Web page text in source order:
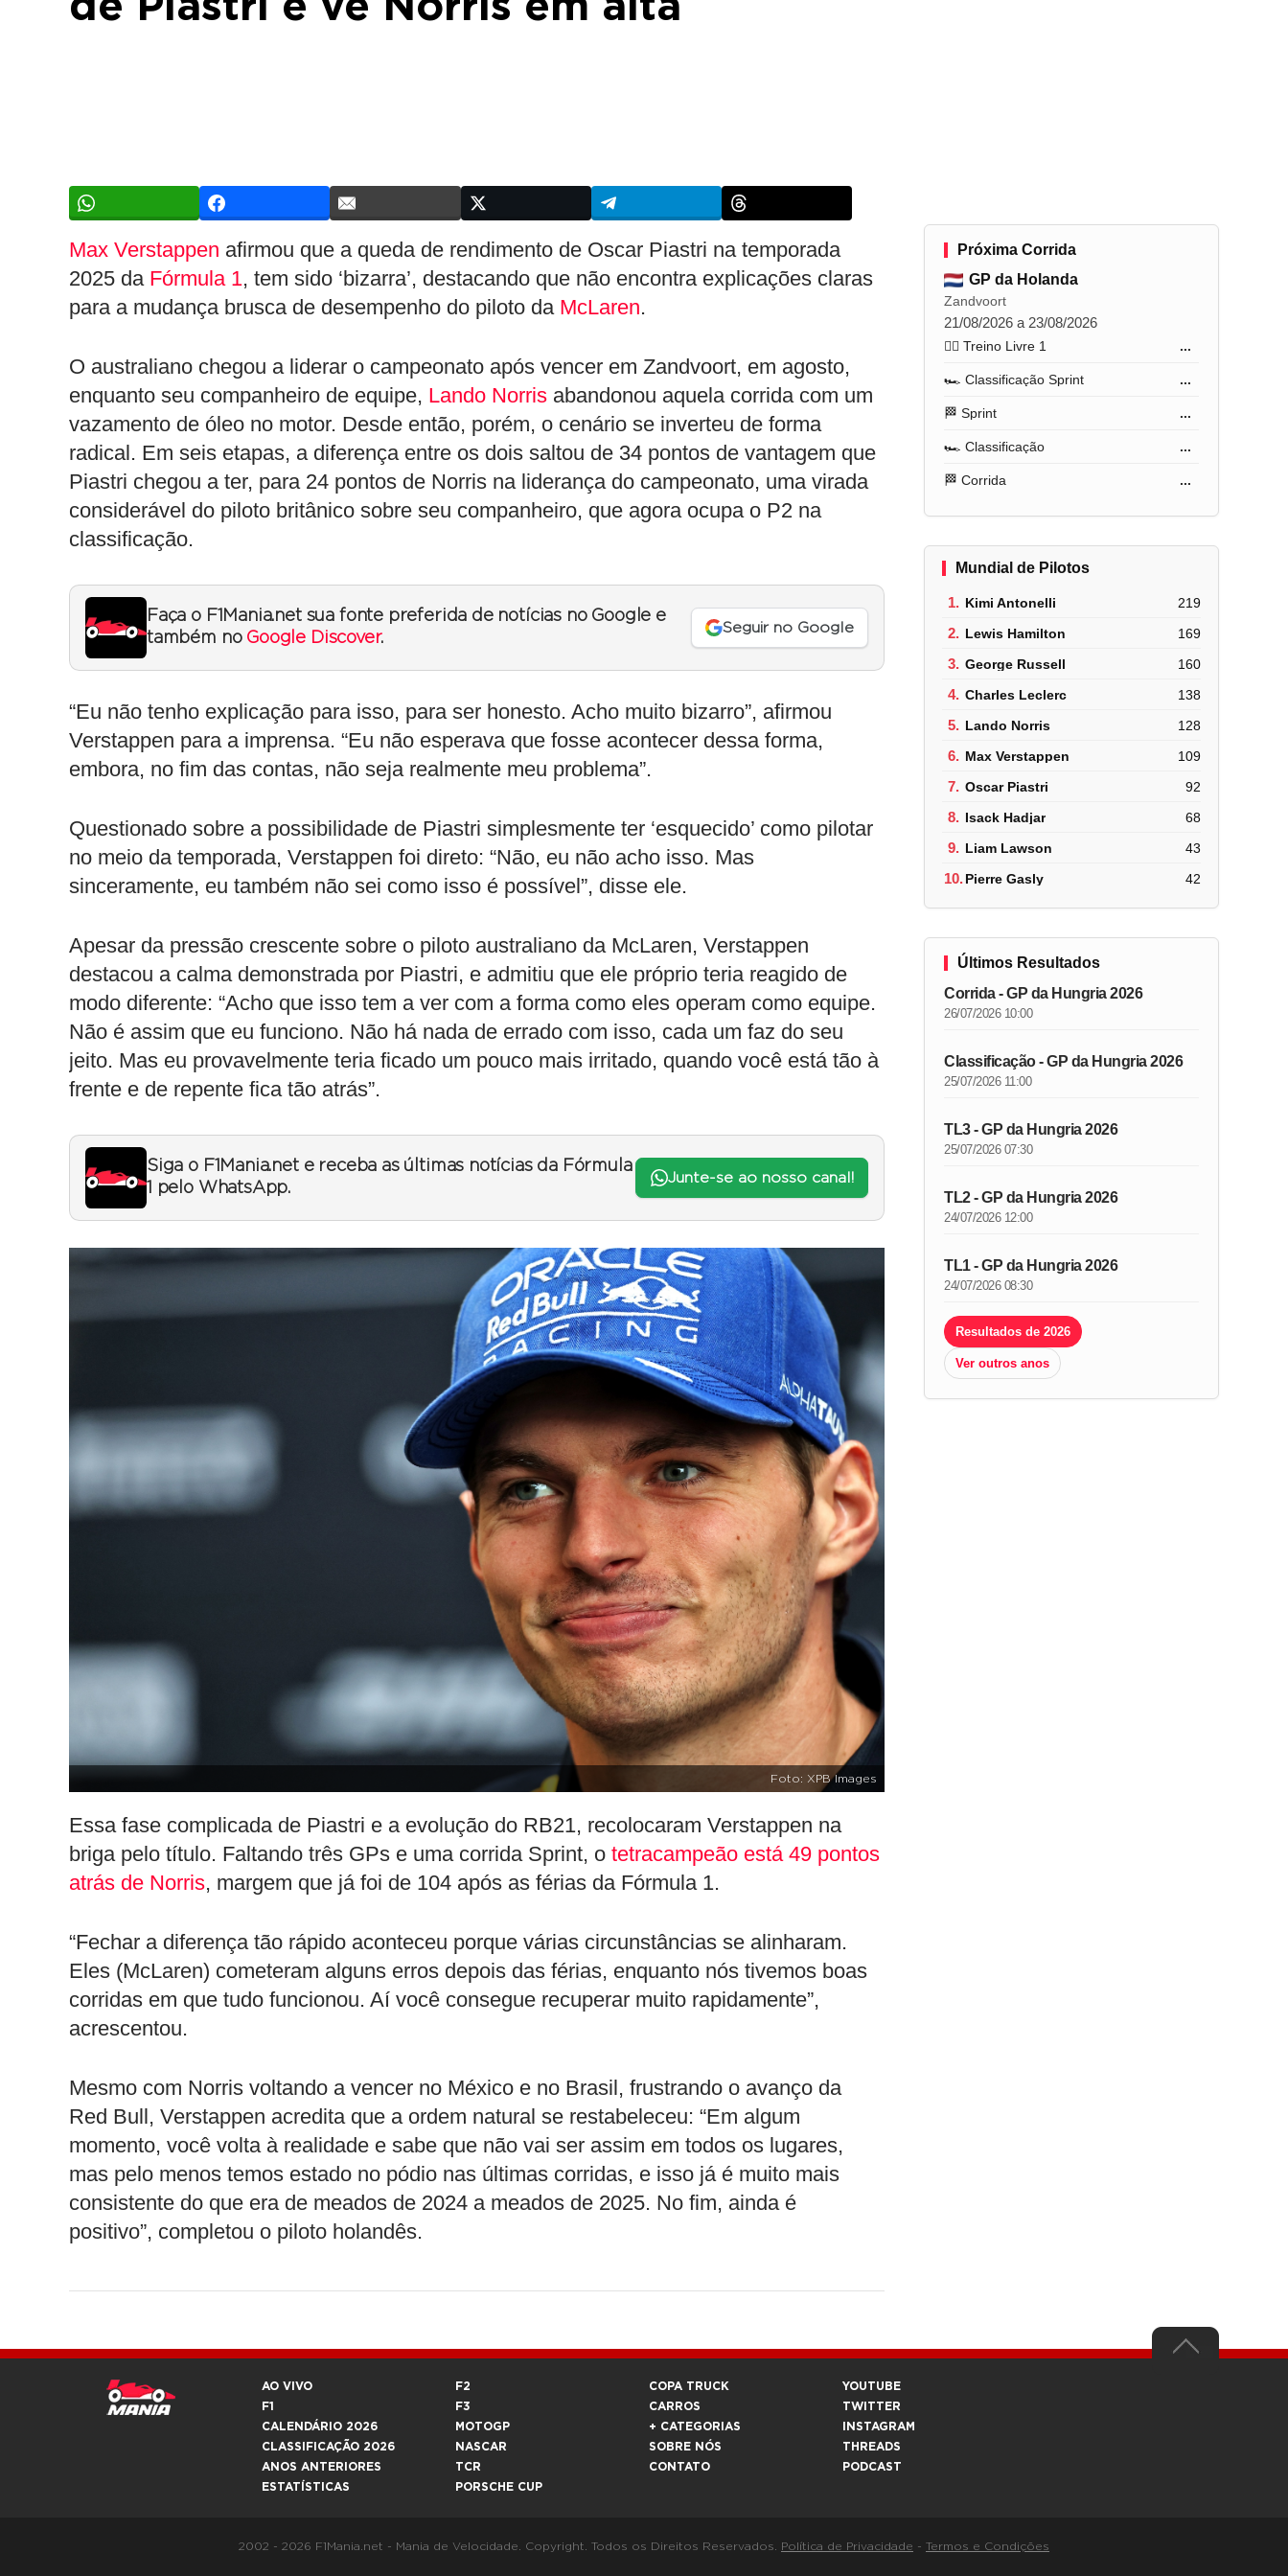
Max Verstappen afirmou que a queda de rendimento de Oscar Piastri na temporada
2025 da Fórmula 1, tem sido ‘bizarra’, destacando que não encontra explicações claras
para a mudança brusca de desempenho do piloto da McLaren.
O australiano chegou a liderar o campeonato após vencer em Zandvoort, em agosto,
enquanto seu companheiro de equipe, Lando Norris abandonou aquela corrida com um
vazamento de óleo no motor. Desde então, porém, o cenário se inverteu de forma
radical. Em seis etapas, a diferença entre os dois saltou de 34 pontos de vantagem que
Piastri chegou a ter, para 24 pontos de Norris na liderança do campeonato, uma virada
considerável do piloto britânico sobre seu companheiro, que agora ocupa o P2 na
classificação.
Faça o F1Mania.net sua fonte preferida de notícias no Google e
também no Google Discover.
Seguir no Google
“Eu não tenho explicação para isso, para ser honesto. Acho muito bizarro”, afirmou
Verstappen para a imprensa. “Eu não esperava que fosse acontecer dessa forma,
embora, no fim das contas, não seja realmente meu problema”.
Questionado sobre a possibilidade de Piastri simplesmente ter ‘esquecido’ como pilotar
no meio da temporada, Verstappen foi direto: “Não, eu não acho isso. Mas
sinceramente, eu também não sei como isso é possível”, disse ele.
Apesar da pressão crescente sobre o piloto australiano da McLaren, Verstappen
destacou a calma demonstrada por Piastri, e admitiu que ele próprio teria reagido de
modo diferente: “Acho que isso tem a ver com a forma como eles operam como equipe.
Não é assim que eu funciono. Não há nada de errado com isso, cada um faz do seu
jeito. Mas eu provavelmente teria ficado um pouco mais irritado, quando você está tão à
frente e de repente fica tão atrás”.
Siga o F1Mania.net e receba as últimas notícias da Fórmula
1 pelo WhatsApp.
Junte-se ao nosso canal!
Foto: XPB Images
Essa fase complicada de Piastri e a evolução do RB21, recolocaram Verstappen na
briga pelo título. Faltando três GPs e uma corrida Sprint, o tetracampeão está 49 pontos
atrás de Norris, margem que já foi de 104 após as férias da Fórmula 1.
“Fechar a diferença tão rápido aconteceu porque várias circunstâncias se alinharam.
Eles (McLaren) cometeram alguns erros depois das férias, enquanto nós tivemos boas
corridas em que tudo funcionou. Aí você consegue recuperar muito rapidamente”,
acrescentou.
Mesmo com Norris voltando a vencer no México e no Brasil, frustrando o avanço da
Red Bull, Verstappen acredita que a ordem natural se restabeleceu: “Em algum
momento, você volta à realidade e sabe que não vai ser assim em todos os lugares,
mas pelo menos temos estado no pódio nas últimas corridas, e isso já é muito mais
consistente do que era de meados de 2024 a meados de 2025. No fim, ainda é
positivo”, completou o piloto holandês.
Próxima Corrida
GP da Holanda
Zandvoort
21/08/2026 a 23/08/2026
🏋️‍♂️ Treino Livre 1 ...
🏎️ Classificação Sprint ...
🏁 Sprint ...
🏎️ Classificação ...
🏁 Corrida ...
Mundial de Pilotos
1. Kimi Antonelli 219
2. Lewis Hamilton 169
3. George Russell 160
4. Charles Leclerc 138
5. Lando Norris 128
6. Max Verstappen 109
7. Oscar Piastri 92
8. Isack Hadjar 68
9. Liam Lawson 43
10.Pierre Gasly 42
Últimos Resultados
Corrida - GP da Hungria 2026
26/07/2026 10:00
Classificação - GP da Hungria 2026
25/07/2026 11:00
TL3 - GP da Hungria 2026
25/07/2026 07:30
TL2 - GP da Hungria 2026
24/07/2026 12:00
TL1 - GP da Hungria 2026
24/07/2026 08:30
Resultados de 2026
Ver outros anos
AO VIVO
F1
CALENDÁRIO 2026
CLASSIFICAÇÃO 2026
ANOS ANTERIORES
ESTATÍSTICAS
F2
F3
MOTOGP
NASCAR
TCR
PORSCHE CUP
COPA TRUCK
CARROS
+ CATEGORIAS
SOBRE NÓS
CONTATO
YOUTUBE
TWITTER
INSTAGRAM
THREADS
PODCAST
2002 - 2026 F1Mania.net - Mania de Velocidade. Copyright. Todos os Direitos Reservados. Política de Privacidade - Termos e Condições